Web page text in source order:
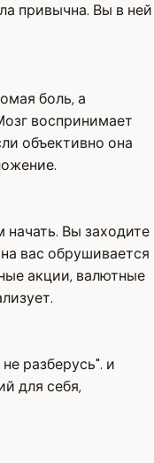
привычна. Вы в ней
боль, а
воспринимает
объективно она
Вы заходите
вас обрушивается
акции, валютные
разберусь". и
для себя,